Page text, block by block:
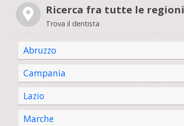
Ricerca fra tutte le regioni
Trova il dentista
Abruzzo
Campania
Lazio
Marche